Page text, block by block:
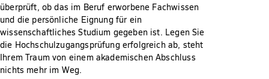
überprüft, ob das im Beruf erworbene Fachwissen
und die persönliche Eignung für ein
wissenschaftliches Studium gegeben ist. Legen Sie
die Hochschulzugangsprüfung erfolgreich ab, steht
Ihrem Traum von einem akademischen Abschluss
nichts mehr im Weg.